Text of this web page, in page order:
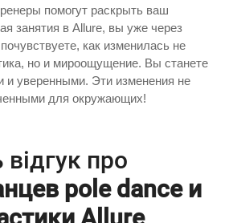
помогут раскрыть ваш
занятия в Allure, вы уже через
как изменилась не
но и мироощущение. Вы станете
и уверенными. Эти изменения не
для окружающих!
про
pole dance и